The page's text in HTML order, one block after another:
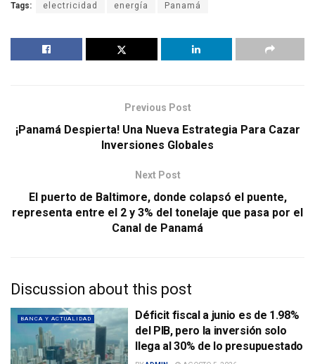
Tags: electricidad energía Panamá
Previous Post
¡Panamá Despierta! Una Nueva Estrategia Para Cazar
Inversiones Globales
Next Post
El puerto de Baltimore, donde colapsó el puente,
representa entre el 2 y 3% del tonelaje que pasa por el
Canal de Panamá
Discussion about this post
BANCA Y ACTUALIDAD
Déficit fiscal a junio es de 1.98%
del PIB, pero la inversión solo
llega al 30% de lo presupuestado